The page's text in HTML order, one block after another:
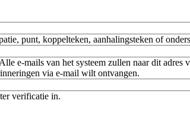
punt, koppelteken, aanhalingsteken of
e-mails van het systeem zullen naar dit
via e-mail wilt ontvangen.
verificatie in.